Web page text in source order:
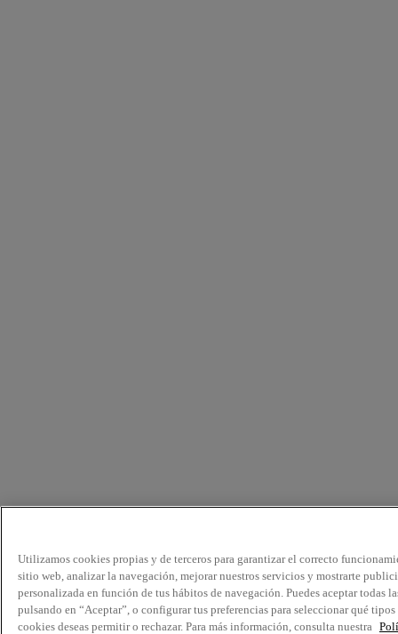
Utilizamos cookies propias y de terceros para garantizar el correcto
sitio web, analizar la navegación, mejorar nuestros servicios y mostrarte
personalizada en función de tus hábitos de navegación. Puedes aceptar todas
pulsando en “Aceptar”, o configurar tus preferencias para seleccionar qué tipos
cookies deseas permitir o rechazar. Para más información, consulta nuestra